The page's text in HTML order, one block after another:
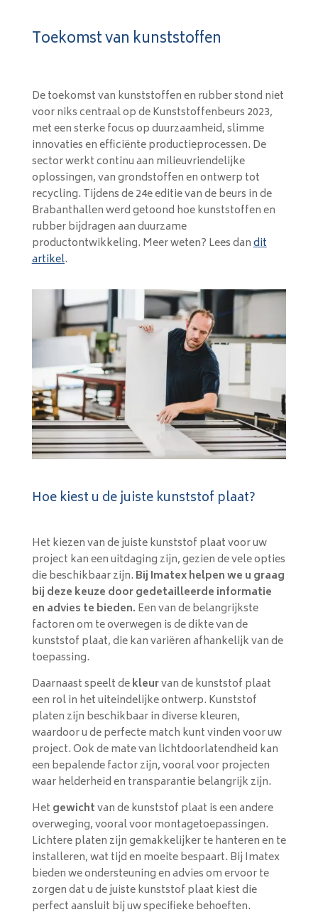
Toekomst van kunststoffen
De toekomst van kunststoffen en rubber stond niet
voor niks centraal op de Kunststoffenbeurs 2023,
met een sterke focus op duurzaamheid, slimme
innovaties en efficiënte productieprocessen. De
sector werkt continu aan milieuvriendelijke
oplossingen, van grondstoffen en ontwerp tot
recycling. Tijdens de 24e editie van de beurs in de
Brabanthallen werd getoond hoe kunststoffen en
rubber bijdragen aan duurzame
productontwikkeling. Meer weten? Lees dandit
artikel.
Hoe kiest u de juiste kunststof plaat?
Het kiezen van de juiste kunststof plaat voor uw
project kan een uitdaging zijn, gezien de vele opties
die beschikbaar zijn. Bij Imatex helpen we u graag
bij deze keuze door gedetailleerde informatie
en advies te bieden. Een van de belangrijkste
factoren om te overwegen is de dikte van de
kunststof plaat, die kan variëren afhankelijk van de
toepassing.
Daarnaast speelt dekleurvan de kunststof plaat
een rol in het uiteindelijke ontwerp. Kunststof
platen zijn beschikbaar in diverse kleuren,
waardoor u de perfecte match kunt vinden voor uw
project. Ook de mate van lichtdoorlatendheid kan
een bepalende factor zijn, vooral voor projecten
waar helderheid en transparantie belangrijk zijn.
Het gewichtvan de kunststof plaat is een andere
overweging, vooral voor montagetoepassingen.
Lichtere platen zijn gemakkelijker te hanteren en te
installeren, wat tijd en moeite bespaart. Bij Imatex
bieden we ondersteuning en advies om ervoor te
zorgen dat u de juiste kunststof plaat kiest die
perfect aansluit bij uw specifieke behoeften.